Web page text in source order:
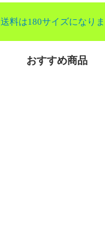
送料は180サイズになり
おすすめ商品